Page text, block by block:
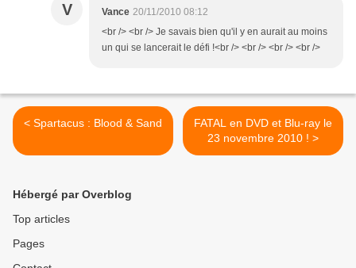
V Vance 20/11/2010 08:12
<br /> <br /> Je savais bien qu'il y en aurait au moins
un qui se lancerait le défi !<br /> <br /> <br /> <br />
< Spartacus : Blood & Sand
FATAL en DVD et Blu-ray le
23 novembre 2010 ! >
Hébergé par Overblog
Top articles
Pages